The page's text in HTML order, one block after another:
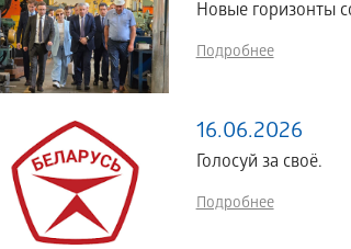
Новые горизонты
Подробнее
16.06.2026
Голосуй за своё.
Подробнее